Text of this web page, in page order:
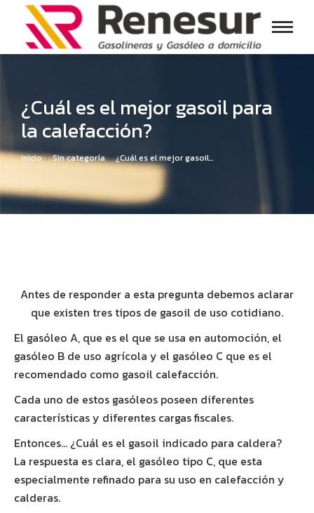
¿Cuál es el mejor gasoil para
la calefacción?
Estás aquí:
Inicio Sin categoría ¿Cuál es el mejor gasoil…
Antes de responder a esta pregunta debemos aclarar
que existen tres tipos de gasoil de uso cotidiano.
El gasóleo A, que es el que se usa en automoción, el
gasóleo B de uso agrícola y el gasóleo C que es el
recomendado como gasoil calefacción.
Cada uno de estos gasóleos poseen diferentes
características y diferentes cargas fiscales.
Entonces… ¿Cuál es el gasoil indicado para caldera?
La respuesta es clara, el gasóleo tipo C, que esta
especialmente refinado para su uso en calefacción y
calderas.